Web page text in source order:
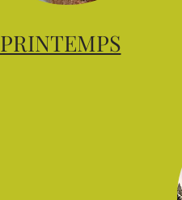
PRINTEMPS